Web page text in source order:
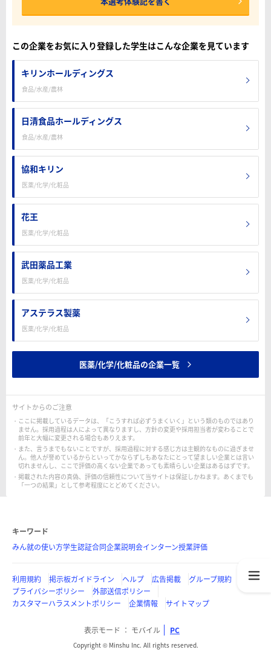
この企業をお気に入り登録した学生はこんな企業を見ています
キリンホールディングス
食品/水産/農林
日清食品ホールディングス
食品/水産/農林
協和キリン
医薬/化学/化粧品
花王
医薬/化学/化粧品
武田薬品工業
医薬/化学/化粧品
アステラス製薬
医薬/化学/化粧品
医薬/化学/化粧品の企業一覧
サイトからのご注意
ここに掲載しているデータは、「こうすれば必ずうまくいく」という類のものではあり
ません。採用過程は人によって異なりますし、方針の変更や採用担当者が変わることで
前年と大幅に変更される場合もありえます。
また、言うまでもないことですが、採用過程に対する感じ方は主観的なものに過ぎませ
ん。他人が誉めているからといってかならずしもあなたにとって望ましい企業とは言い
切れませんし、ここで評価の高くない企業であっても素晴らしい企業はあるはずです。
掲載された内容の真偽、評価の信頼性について当サイトは保証しかねます。あくまでも
「一つの結果」として参考程度にとどめてください。
キーワード
みん就の使い方学生認証合同企業説明会インターン授業評価
利用規約 掲示板ガイドライン ヘルプ 広告掲載
グループ規約
プライバシーポリシー
外部送信ポリシー
カスタマーハラスメントポリシー
企業情報 サイトマップ
表示モード モバイル PC
Copyright © Minshu Inc. All rights reserved.